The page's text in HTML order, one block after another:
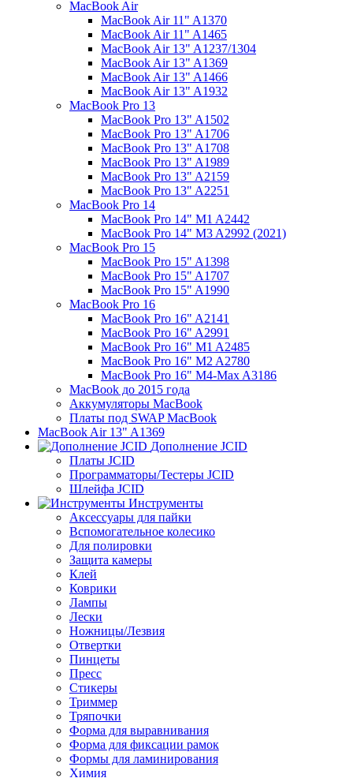
MacBook Air
MacBook Air 11" A1370
MacBook Air 11" A1465
MacBook Air 13" A1237/1304
MacBook Air 13" A1369
MacBook Air 13" A1466
MacBook Air 13" A1932
MacBook Pro 13
MacBook Pro 13" A1502
MacBook Pro 13" A1706
MacBook Pro 13" A1708
MacBook Pro 13" A1989
MacBook Pro 13" A2159
MacBook Pro 13" A2251
MacBook Pro 14
MacBook Pro 14" M1 A2442
MacBook Pro 14" M3 A2992 (2021)
MacBook Pro 15
MacBook Pro 15" A1398
MacBook Pro 15" A1707
MacBook Pro 15" A1990
MacBook Pro 16
MacBook Pro 16" A2141
MacBook Pro 16" A2991
MacBook Pro 16" M1 A2485
MacBook Pro 16" M2 A2780
MacBook Pro 16" M4-Max A3186
MacBook до 2015 года
Аккумуляторы MacBook
Платы под SWAP MacBook
MacBook Air 13" A1369
Дополнение JCID
Платы JCID
Программаторы/Тестеры JCID
Шлейфа JCID
Инструменты
Аксессуары для пайки
Вспомогательное колесико
Для полировки
Защита камеры
Клей
Коврики
Лампы
Лески
Ножницы/Лезвия
Отвертки
Пинцеты
Пресс
Стикеры
Триммер
Тряпочки
Форма для выравнивания
Форма для фиксации рамок
Формы для ламинирования
Химия